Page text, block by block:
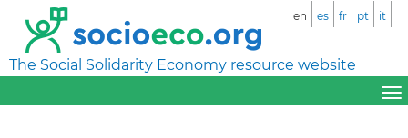
The Social Solidarity Economy resource website
en es fr pt it